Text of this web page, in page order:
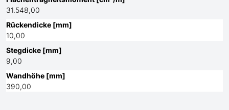
31.548,00
Rückendicke [mm]
10,00
Stegdicke [mm]
9,00
Wandhöhe [mm]
390,00